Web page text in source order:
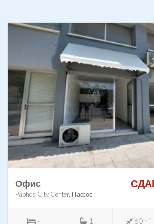
Офис
Paphos City Center, Пафос
- 1 60m²